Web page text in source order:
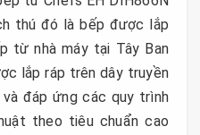
thú đó là bếp được lắp
từ nhà máy tại Tây Ban
lắp ráp trên dây truyền
và đáp ứng các quy trình
theo tiêu chuẩn cao